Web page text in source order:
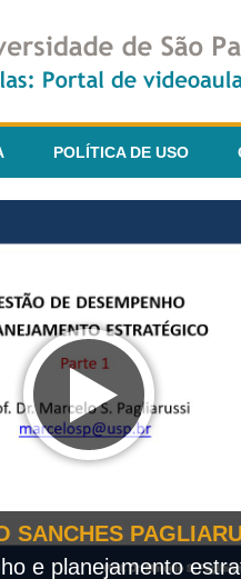
POLÍTICA DE USO
SANCHES
e planejamento